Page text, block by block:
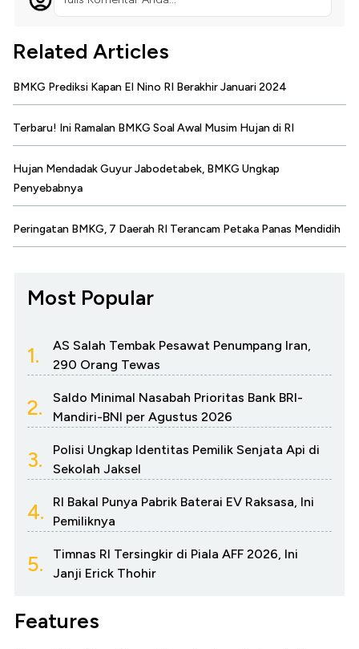
Related Articles
BMKG Prediksi Kapan El Nino RI Berakhir Januari 2024
Terbaru! Ini Ramalan BMKG Soal Awal Musim Hujan di RI
Hujan Mendadak Guyur Jabodetabek, BMKG Ungkap
Penyebabnya
Peringatan BMKG, 7 Daerah RI Terancam Petaka Panas Mendidih
Most Popular
1.
AS Salah Tembak Pesawat Penumpang Iran,
290 Orang Tewas
2.
Saldo Minimal Nasabah Prioritas Bank BRI-
Mandiri-BNI per Agustus 2026
3.
Polisi Ungkap Identitas Pemilik Senjata Api di
Sekolah Jaksel
4.
RI Bakal Punya Pabrik Baterai EV Raksasa, Ini
Pemiliknya
5.
Timnas RI Tersingkir di Piala AFF 2026, Ini
Janji Erick Thohir
Features